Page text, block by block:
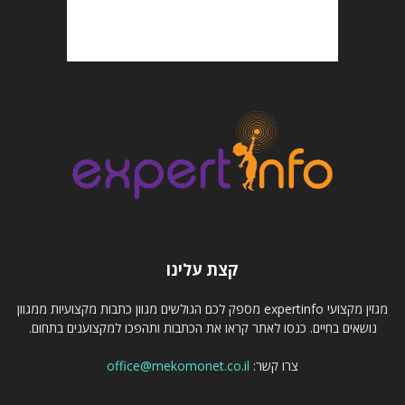
קצת עלינו
מגזין מקצועי expertinfo מספק לכם הגולשים מגוון כתבות מקצועיות ממגוון
נושאים בחיים. כנסו לאתר קראו את הכתבות ותהפכו למקצוענים בתחום.
צרו קשר: office@mekomonet.co.il